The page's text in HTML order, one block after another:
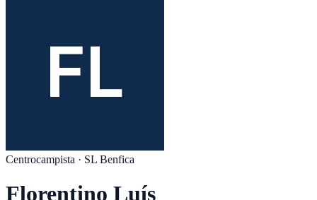
Centrocampista · SL Benfica
Florentino Luís